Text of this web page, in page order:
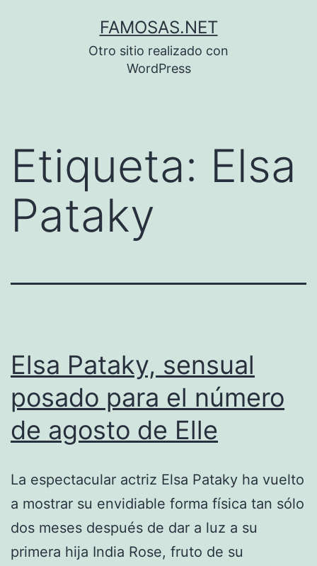
FAMOSAS.NET
Otro sitio realizado con
WordPress
Etiqueta: Elsa
Pataky
Elsa Pataky, sensual
posado para el número
de agosto de Elle
La espectacular actriz Elsa Pataky ha vuelto
a mostrar su envidiable forma física tan sólo
dos meses después de dar a luz a su
primera hija India Rose, fruto de su